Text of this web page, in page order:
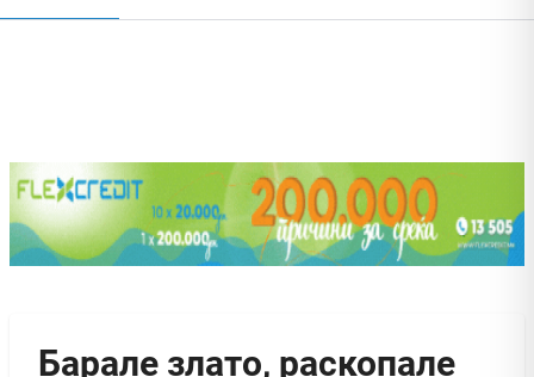
Барале злато, раскопале